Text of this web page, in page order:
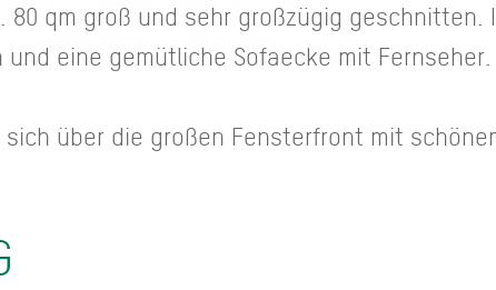
80 qm groß und sehr großzügig geschnitten.
eine gemütliche Sofaecke mit Fernseher.
über die großen Fensterfront mit